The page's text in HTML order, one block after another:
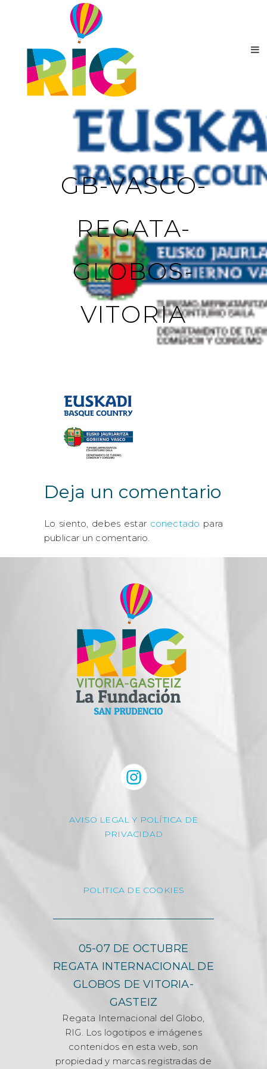
GB-VASCO-
REGATA-
GLOBOS-
VITORIA
Deja un comentario
Lo siento, debes estar conectado para
publicar un comentario.
AVISO LEGAL Y POLÍTICA DE
PRIVACIDAD
POLITICA DE COOKIES
05-07 DE OCTUBRE
REGATA INTERNACIONAL DE
GLOBOS DE VITORIA-
GASTEIZ
Regata Internacional del Globo,
RIG. Los logotipos e imágenes
contenidos en esta web, son
propiedad y marcas registradas de